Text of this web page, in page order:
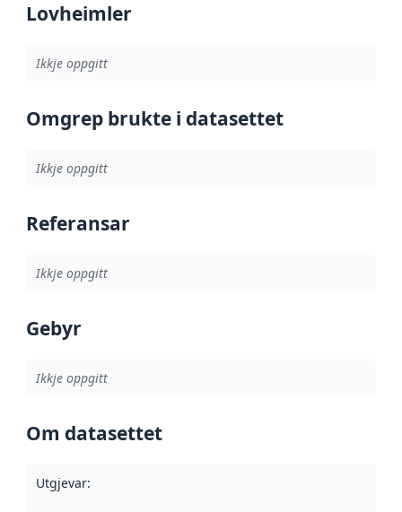
Lovheimler
Ikkje oppgitt
Omgrep brukte i datasettet
Ikkje oppgitt
Referansar
Ikkje oppgitt
Gebyr
Ikkje oppgitt
Om datasettet
Utgjevar: